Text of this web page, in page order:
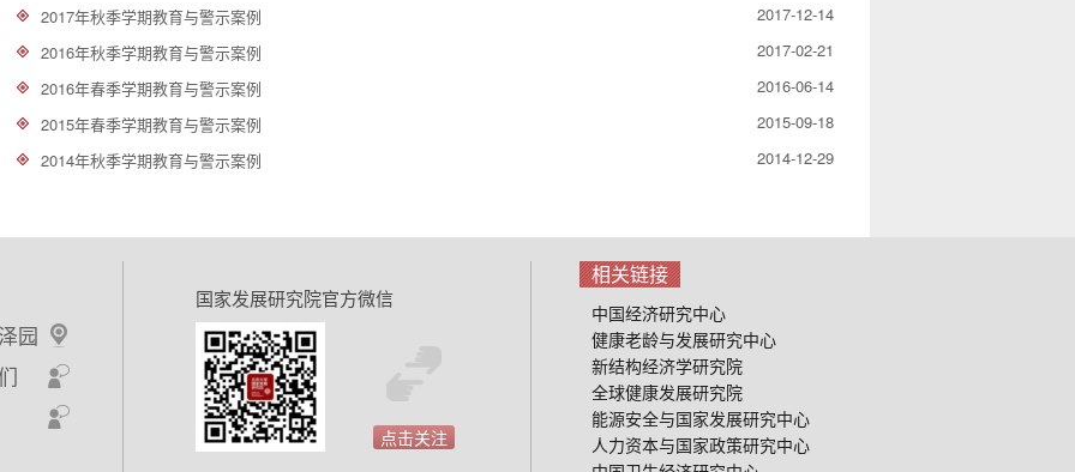
2017年秋季学期教育与警示案例
2017-12-14
2016年秋季学期教育与警示案例
2017-02-21
2016年春季学期教育与警示案例
2016-06-14
2015年春季学期教育与警示案例
2015-09-18
2014年秋季学期教育与警示案例
2014-12-29
园
国家发展研究院官方微信
点击关注
相关链接
中国经济研究中心
健康老龄与发展研究中心
新结构经济学研究院
全球健康发展研究院
能源安全与国家发展研究中心
人力资本与国家政策研究中心